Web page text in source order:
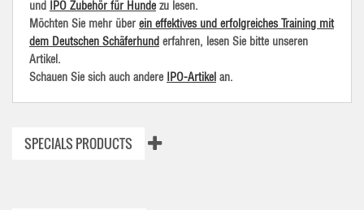
und IPO Zubehör für Hunde zu lesen.
Möchten Sie mehr über ein effektives und erfolgreiches Training mit
dem Deutschen Schäferhund erfahren, lesen Sie bitte unseren
Artikel.
Schauen Sie sich auch andere IPO-Artikel an.
SPECIALS PRODUCTS